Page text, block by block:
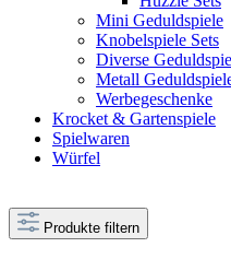
Mini Geduldspiele
Knobelspiele Sets
Diverse
Metall
Werbegeschenke
Krocket & Gartenspiele
Spielwaren
Würfel
Produkte filtern